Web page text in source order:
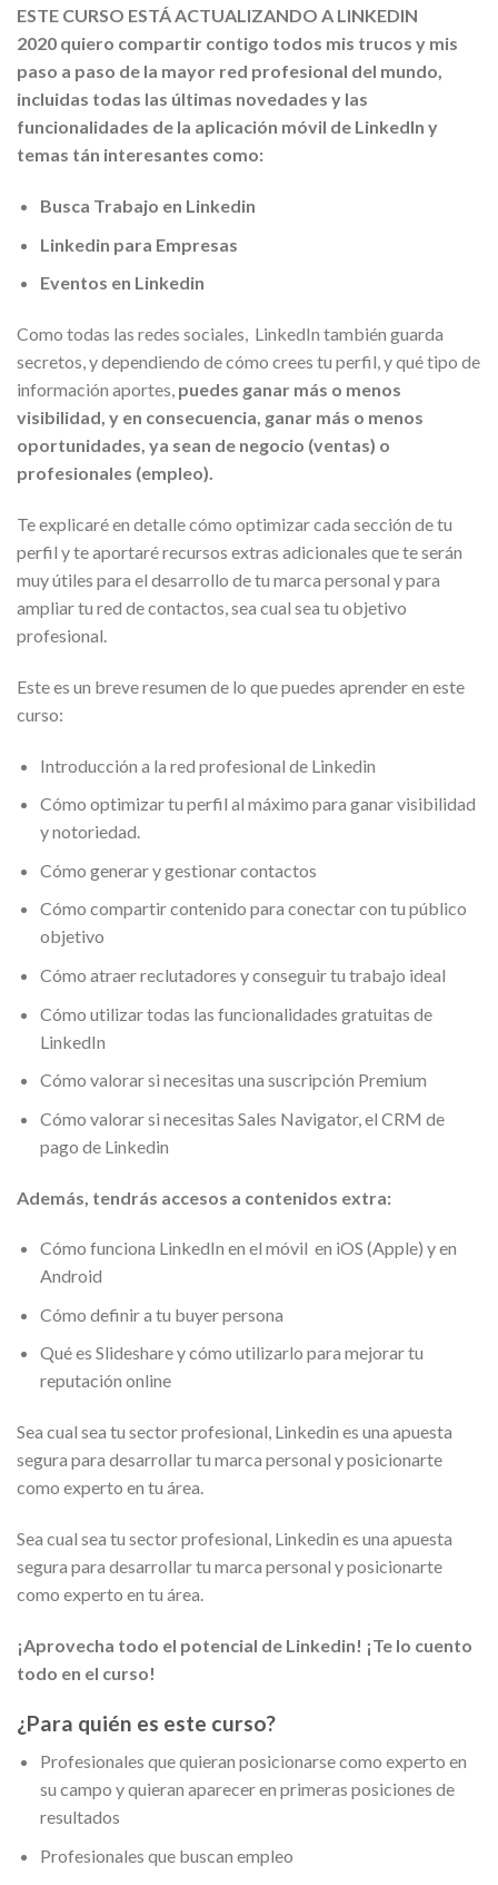
ESTE CURSO ESTÁ ACTUALIZANDO A LINKEDIN
2020 quiero compartir contigo todos mis trucos y mis
paso a paso de la mayor red profesional del mundo,
incluidas todas las últimas novedades y las
funcionalidades de la aplicación móvil de LinkedIn y
temas tán interesantes como:
Busca Trabajo en Linkedin
Linkedin para Empresas
Eventos en Linkedin
Como todas las redes sociales, LinkedIn también guarda
secretos, y dependiendo de cómo crees tu perfil, y qué tipo de
información aportes, puedes ganar más o menos
visibilidad, y en consecuencia, ganar más o menos
oportunidades, ya sean de negocio (ventas) o
profesionales (empleo).
Te explicaré en detalle cómo optimizar cada sección de tu
perfil y te aportaré recursos extras adicionales que te serán
muy útiles para el desarrollo de tu marca personal y para
ampliar tu red de contactos, sea cual sea tu objetivo
profesional.
Este es un breve resumen de lo que puedes aprender en este
curso:
Introducción a la red profesional de Linkedin
Cómo optimizar tu perfil al máximo para ganar visibilidad
y notoriedad.
Cómo generar y gestionar contactos
Cómo compartir contenido para conectar con tu público
objetivo
Cómo atraer reclutadores y conseguir tu trabajo ideal
Cómo utilizar todas las funcionalidades gratuitas de
LinkedIn
Cómo valorar si necesitas una suscripción Premium
Cómo valorar si necesitas Sales Navigator, el CRM de
pago de Linkedin
Además, tendrás accesos a contenidos extra:
Cómo funciona LinkedIn en el móvil en iOS (Apple) y en
Android
Cómo definir a tu buyer persona
Qué es Slideshare y cómo utilizarlo para mejorar tu
reputación online
Sea cual sea tu sector profesional, Linkedin es una apuesta
segura para desarrollar tu marca personal y posicionarte
como experto en tu área.
Sea cual sea tu sector profesional, Linkedin es una apuesta
segura para desarrollar tu marca personal y posicionarte
como experto en tu área.
¡Aprovecha todo el potencial de Linkedin! ¡Te lo cuento
todo en el curso!
¿Para quién es este curso?
Profesionales que quieran posicionarse como experto en
su campo y quieran aparecer en primeras posiciones de
resultados
Profesionales que buscan empleo